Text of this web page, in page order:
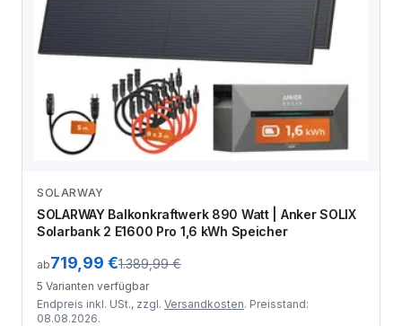
SOLARWAY
SOLARWAY Balkonkraftwerk 890 Watt | Anker SOLIX
Solarbank 2 E1600 Pro 1,6 kWh Speicher
ab719,99 €1.389,99 €
5 Varianten verfügbar
Endpreis inkl. USt., zzgl. Versandkosten. Preisstand:
08.08.2026.